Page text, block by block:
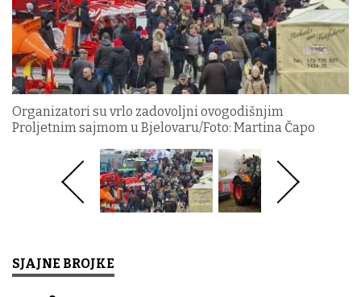
Organizatori su vrlo zadovoljni ovogodišnjim
Proljetnim sajmom u Bjelovaru/Foto: Martina Čapo
SJAJNE BROJKE